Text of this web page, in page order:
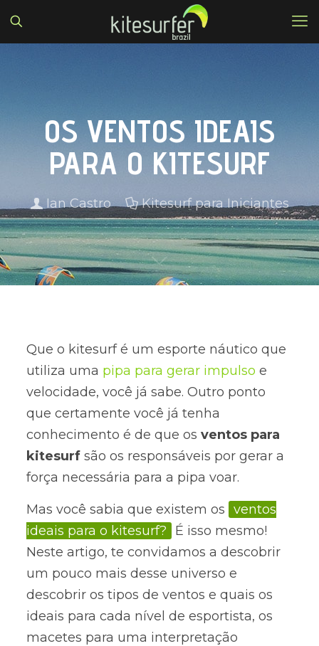
OS VENTOS IDEAIS
PARA O KITESURF
Ian Castro Kitesurf para Iniciantes
Que o kitesurf é um esporte náutico que
utiliza uma pipa para gerar impulso e
velocidade, você já sabe. Outro ponto
que certamente você já tenha
conhecimento é de que os ventos para
kitesurfsão os responsáveis por gerar a
força necessária para a pipa voar.
Mas você sabia que existem os ventos
ideais para o kitesurf?
É isso mesmo!
Neste artigo, te convidamos a descobrir
um pouco mais desse universo e
descobrir os tipos de ventos e quais os
ideais para cada nível de esportista, os
macetes para uma interpretação